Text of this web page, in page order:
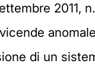
2011,
di un